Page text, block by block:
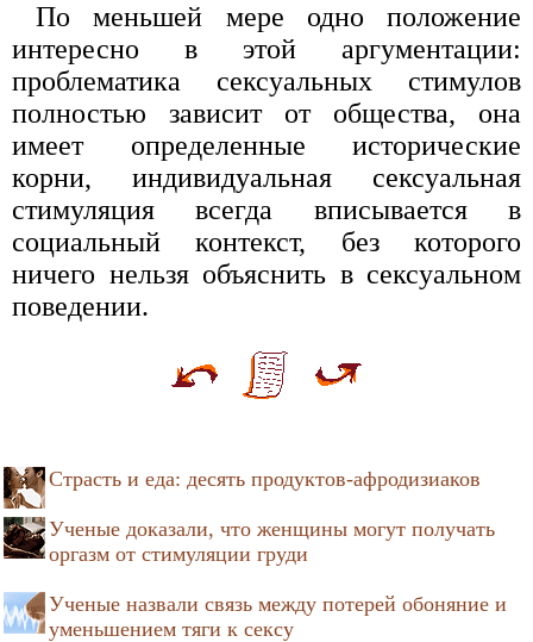
По меньшей мере одно положение
интересно в этой аргументации:
проблематика сексуальных стимулов
полностью зависит от общества, она
имеет определенные исторические
корни, индивидуальная сексуальная
стимуляция всегда вписывается в
социальный контекст, без которого
ничего нельзя объяснить в сексуальном
поведении.
Страсть и еда: десять продуктов-афродизиаков
Ученые доказали, что женщины могут получать
оргазм от стимуляции груди
Ученые назвали связь между потерей обоняние и
уменьшением тяги к сексу